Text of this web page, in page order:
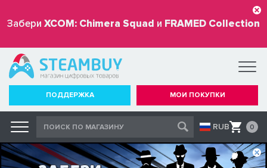
Забери XCOM: Chimera Squad и FRAMED Collection
бесплатно
ПОДДЕРЖКА МОИ ПОКУПКИ
RUB 0